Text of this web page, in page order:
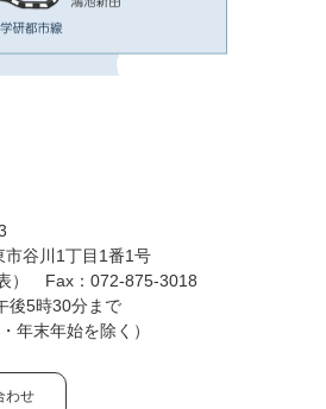
谷川1丁目1番1号
Fax：072-875-3018
後5時30分まで
年末年始を除く）
わせ